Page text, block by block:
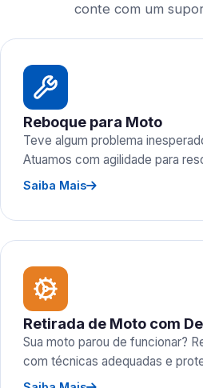
conte com um
Reboque para Moto
Teve algum problema
Atuamos com agilidade para
Saiba Mais
Retirada de Moto com
Sua moto parou de funcionar?
com técnicas adequadas e